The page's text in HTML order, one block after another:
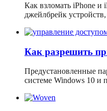
Как взломать iPhone и
джейлбрейк
Как разрешить
Предустановленные
системе Windows 10 и